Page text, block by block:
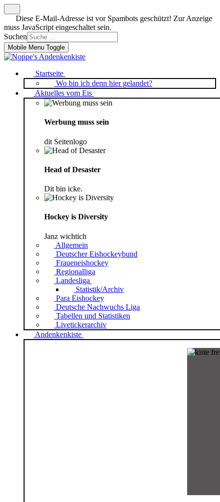
Diese E-Mail-Adresse ist vor Spambots geschützt! Zur Anzeige
muss JavaScript eingeschaltet sein.
Suchen
Mobile Menu Toggle
Startseite
Wo bin ich denn hier gelandet?
Aktuelles vom Eis
Werbung muss sein
dit Seitenlogo
Head of Desaster
Dit bin icke.
Hockey is Diversity
Janz wichtich
Allgemein
Deutscher Eishockeybund
Fraueneishockey
Regionalliga
Landesliga
Statistik/Archiv
Para Eishockey
Deutsche Nachwuchs Liga
Tabellen und Statistiken
Livetickerarchiv
Andenkenkiste